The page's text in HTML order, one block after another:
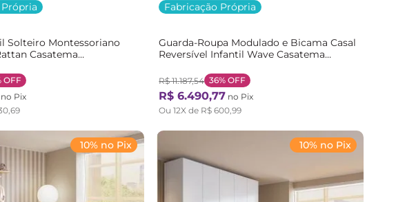
Solteiro Montessoriano
Casatema
OFF
Pix
,69
Fabricação Própria
Guarda-Roupa Modulado e Bicama Casal
Reversível Infantil Wave Casatema
R$ 11.187,54 36% OFF
R$ 6.490,77 no Pix
Ou12X de R$ 600,99
10% no Pix 10% no Pix